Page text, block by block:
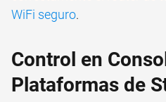
WiFi seguro.
Control en
Plataformas de